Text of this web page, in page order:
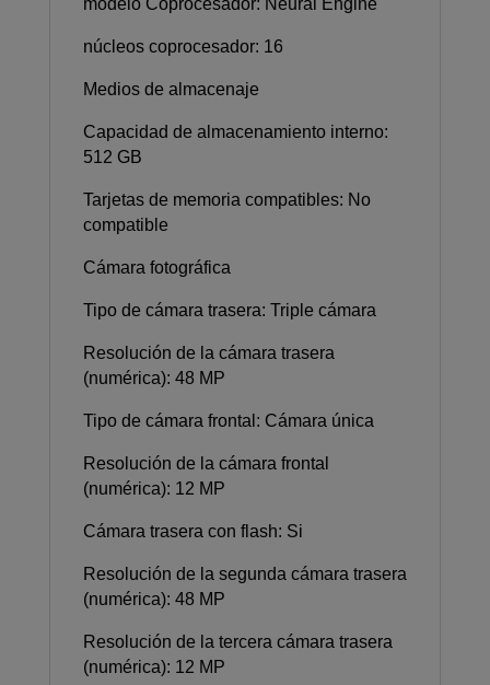
núcleos coprocesador: 16
Medios de almacenaje
Capacidad de almacenamiento interno:
512 GB
Tarjetas de memoria compatibles: No
compatible
Cámara fotográfica
Tipo de cámara trasera: Triple cámara
Resolución de la cámara trasera
(numérica): 48 MP
Tipo de cámara frontal: Cámara única
Resolución de la cámara frontal
(numérica): 12 MP
Cámara trasera con flash: Si
Resolución de la segunda cámara trasera
(numérica): 48 MP
Resolución de la tercera cámara trasera
(numérica): 12 MP